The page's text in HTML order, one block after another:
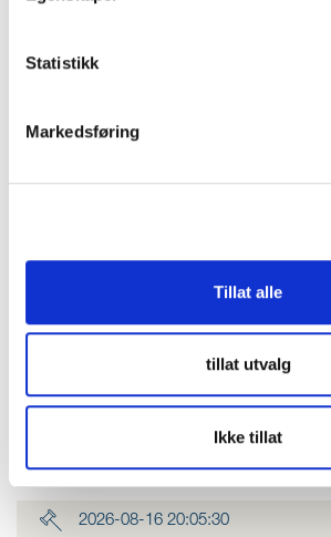
Statistikk
Markedsføring
Tillat alle
tillat utvalg
Ikke tillat
Anheng/Brosje med mynt, 2 kroner år 1913,
800S), bruttovekt 24,3g Vekt: 0 g Kontakt
Oslo Kirkegata
2026-08-16 20:05:30